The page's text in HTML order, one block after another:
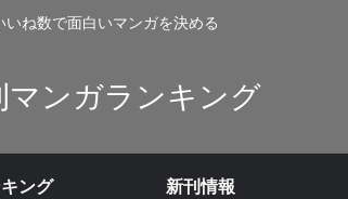
いね数で面白いマンガを決める
マンガランキング
ング 新刊情報